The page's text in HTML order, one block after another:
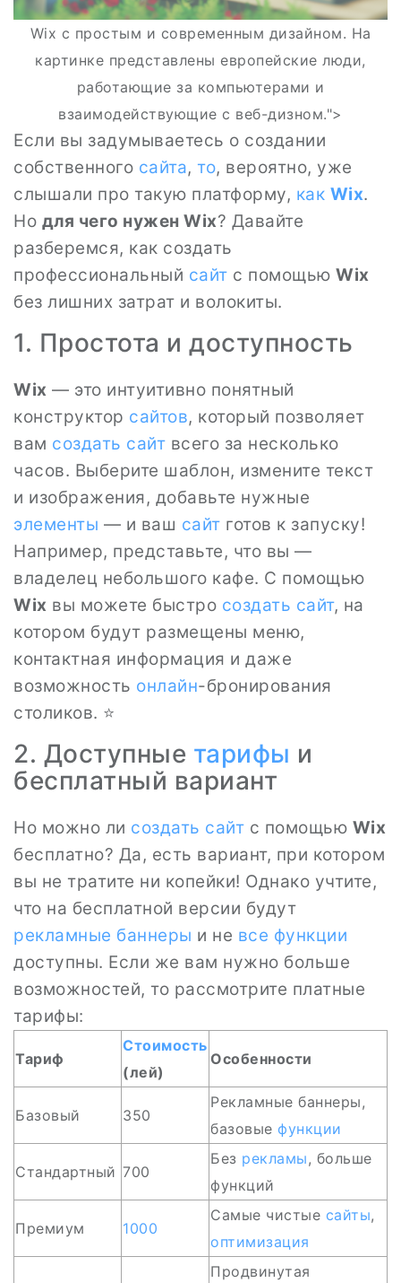
Wix с простым и современным дизайном. На
картинке представлены европейские люди,
работающие за компьютерами и
взаимодействующие с веб-дизном.">
Если вы задумываетесь о создании
собственного сайта, то, вероятно, уже
слышали про такую платформу, как Wix.
Но для чего нужен Wix? Давайте
разберемся, как создать
профессиональный сайт с помощью Wix
без лишних затрат и волокиты.
1. Простота и доступность
Wix — это интуитивно понятный
конструктор сайтов, который позволяет
вам создать сайт всего за несколько
часов. Выберите шаблон, измените текст
и изображения, добавьте нужные
элементы — и ваш сайт готов к запуску!
Например, представьте, что вы —
владелец небольшого кафе. С помощью
Wix вы можете быстро создать сайт, на
котором будут размещены меню,
контактная информация и даже
возможность онлайн-бронирования
столиков. ⭐
2. Доступные тарифы и
бесплатный вариант
Но можно ли создать сайт с помощью Wix
бесплатно? Да, есть вариант, при котором
вы не тратите ни копейки! Однако учтите,
что на бесплатной версии будут
рекламные баннеры и не все функции
доступны. Если же вам нужно больше
возможностей, то рассмотрите платные
тарифы:
Тариф
Стоимость
(лей)
Особенности
Базовый 350
Рекламные баннеры,
базовые функции
Стандартный 700
Без рекламы, больше
функций
Премиум 1000
Самые чистые сайты,
оптимизация
Продвинутая